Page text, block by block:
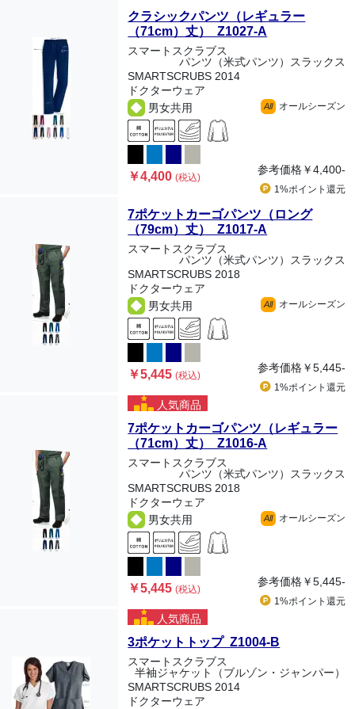
クラシックパンツ（レギュラー
（71cm）丈） Z1027-A
スマートスクラブス
パンツ（米式パンツ）スラックス
SMARTSCRUBS 2014
ドクターウェア
男女共用
All オールシーズン
￥4,400(税込)
参考価格￥4,400-
1%ポイント 還元
7ポケットカーゴパンツ（ロング
（79cm）丈） Z1017-A
スマートスクラブス
パンツ（米式パンツ）スラックス
SMARTSCRUBS 2018
ドクターウェア
男女共用
All オールシーズン
￥5,445(税込)
参考価格￥5,445-
1%ポイント 還元
人気商品
7ポケットカーゴパンツ（レギュラー
（71cm）丈） Z1016-A
スマートスクラブス
パンツ（米式パンツ）スラックス
SMARTSCRUBS 2018
ドクターウェア
男女共用
All オールシーズン
￥5,445(税込)
参考価格￥5,445-
1%ポイント 還元
人気商品
3ポケットトップ Z1004-B
スマートスクラブス
半袖ジャケット（ブルゾン・ジャンパー）
SMARTSCRUBS 2014
ドクターウェア